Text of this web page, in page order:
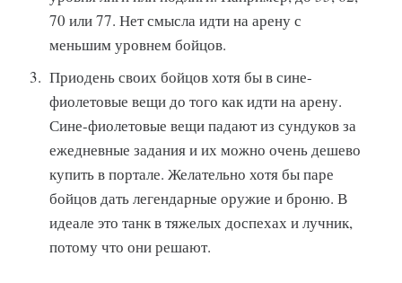
70 или 77. Нет смысла идти на арену с
меньшим уровнем бойцов.
Приодень своих бойцов хотя бы в сине-
фиолетовые вещи до того как идти на арену.
Сине-фиолетовые вещи падают из сундуков за
ежедневные задания и их можно очень дешево
купить в портале. Желательно хотя бы паре
бойцов дать легендарные оружие и броню. В
идеале это танк в тяжелых доспехах и лучник,
потому что они решают.